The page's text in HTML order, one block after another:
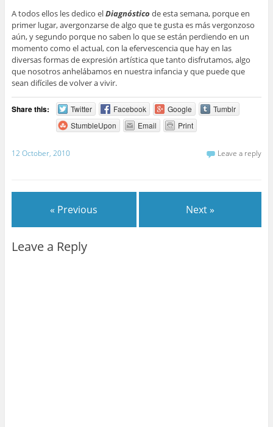
A todos ellos les dedico elDiagnóstico de esta semana, porque en
primer lugar, avergonzarse de algo que te gusta es más vergonzoso
aún, y segundo porque no saben lo que se están perdiendo en un
momento como el actual, con la efervescencia que hay en las
diversas formas de expresión artística que tanto disfrutamos, algo
que nosotros anhelábamos en nuestra infancia y que puede que
sean difíciles de volver a vivir.
Share this: Twitter Facebook Google
Tumblr
StumbleUpon
Email Print
12 October, 2010 Leave a reply
« Previous Next »
Leave a Reply